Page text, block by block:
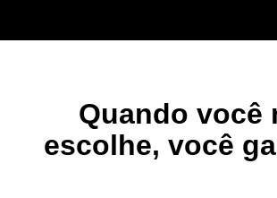
Quando você
escolhe, você